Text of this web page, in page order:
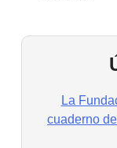
La
cuaderno